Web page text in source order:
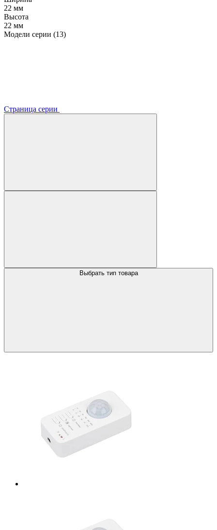
22 мм
Высота
22 мм
Модели серии (13)
Страница серии
Выбрать тип товара